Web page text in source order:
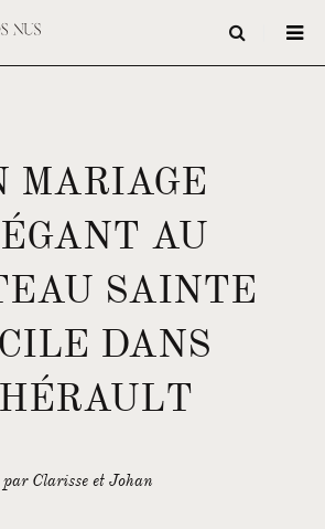
MARIAGE
AU
SAINTE
DANS
par Clarisse et Johan